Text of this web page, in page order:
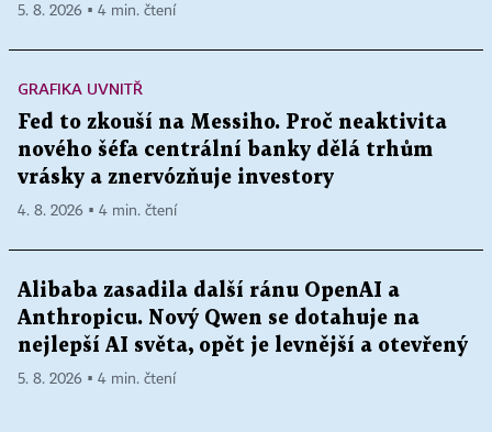
5. 8. 2026 ▪ 4 min. čtení
GRAFIKA UVNITŘ
Fed to zkouší na Messiho. Proč neaktivita
nového šéfa centrální banky dělá trhům
vrásky a znervózňuje investory
4. 8. 2026 ▪ 4 min. čtení
Alibaba zasadila další ránu OpenAI a
Anthropicu. Nový Qwen se dotahuje na
nejlepší AI světa, opět je levnější a otevřený
5. 8. 2026 ▪ 4 min. čtení